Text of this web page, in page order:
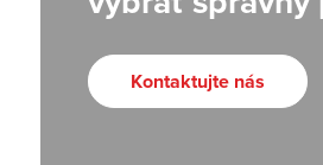
Kontaktujte nás